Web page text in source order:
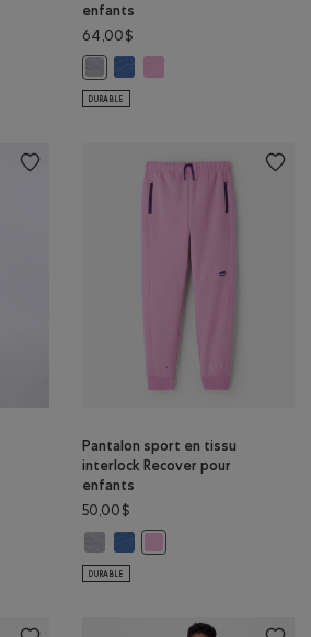
enfants
64,00$
DURABLE
Pantalon sport en tissu
interlock Recover pour
enfants
50,00$
DURABLE